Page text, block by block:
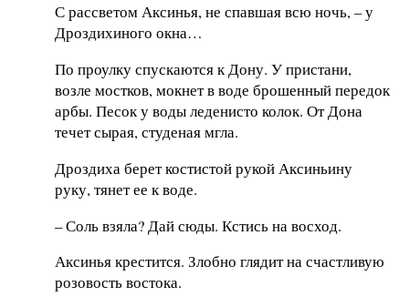
С рассветом Аксинья, не спавшая всю ночь, – у
Дроздихиного окна…
По проулку спускаются к Дону. У пристани,
возле мостков, мокнет в воде брошенный передок
арбы. Песок у воды леденисто колок. От Дона
течет сырая, студеная мгла.
Дроздиха берет костистой рукой Аксиньину
руку, тянет ее к воде.
– Соль взяла? Дай сюды. Кстись на восход.
Аксинья крестится. Злобно глядит на счастливую
розовость востока.